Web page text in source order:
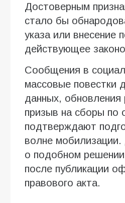
Достоверным
стало бы
указа или внесение
действующее
Сообщения в
массовые повестки
данных, обновления
призыв на сборы по
подтверждают
волне
о подобном
после публикации
правового акта.